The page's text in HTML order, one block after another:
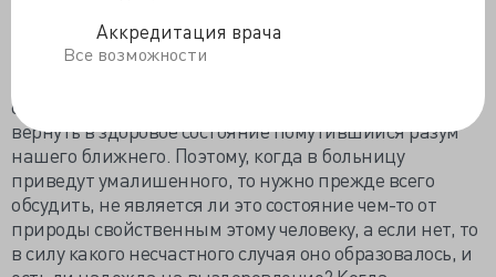
Аккредитация врача
Все возможности
«Так как нет ничего в мире совершеннее человека, а в
человеке — его сознания, то надо в первую очередь
оставался ясным. Большая радость, если нам удается
вернуть в здоровое состояние помутившийся разум
нашего ближнего. Поэтому, когда в больницу
приведут умалишенного, то нужно прежде всего
обсудить, не является ли это состояние чем-то от
природы свойственным этому человеку, а если нет, то
в силу какого несчастного случая оно образовалось, и